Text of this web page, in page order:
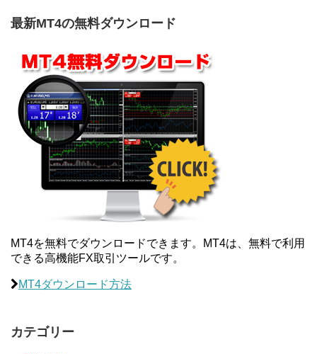
最新MT4の無料ダウンロード
MT4を無料でダウンロードできます。MT4は、無料で利用
できる高機能FX取引ツールです。
MT4ダウンロード方法
カテゴリー